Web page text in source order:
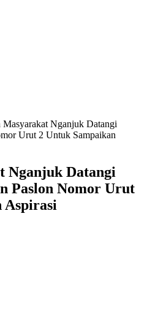
Masyarakat Nganjuk Datangi
Urut 2 Untuk Sampaikan
Nganjuk Datangi
Paslon Nomor Urut
Aspirasi